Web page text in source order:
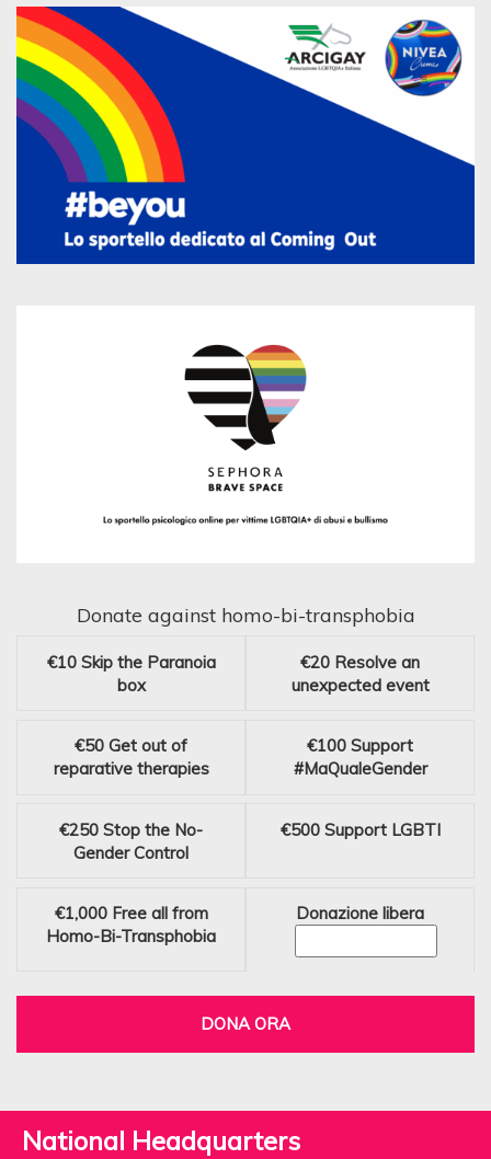
Donate against homo-bi-transphobia
€10 Skip the Paranoia
box
€20 Resolve an
unexpected event
€50 Get out of
reparative therapies
€100 Support
#MaQualeGender
€250 Stop the No-
Gender Control
€500 Support LGBTI
€1,000 Free all from
Homo-Bi-Transphobia
Donazione libera
DONA ORA
National Headquarters